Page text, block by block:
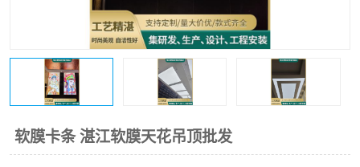
软膜卡条 湛江软膜天花吊顶批发